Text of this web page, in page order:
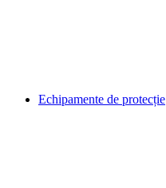
Echipamente de protecție